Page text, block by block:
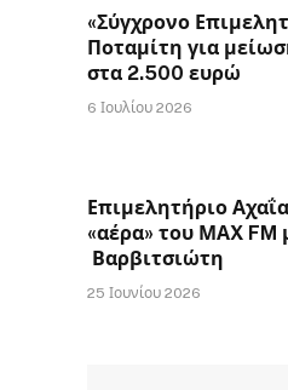
«Σύγχρονο
Ποταμίτη για
στα 2.500 ευρώ
6 Ιουλίου 2026
Επιμελητήριο
«αέρα» του ΜΑX FM
Βαρβιτσιώτη
25 Ιουνίου 2026